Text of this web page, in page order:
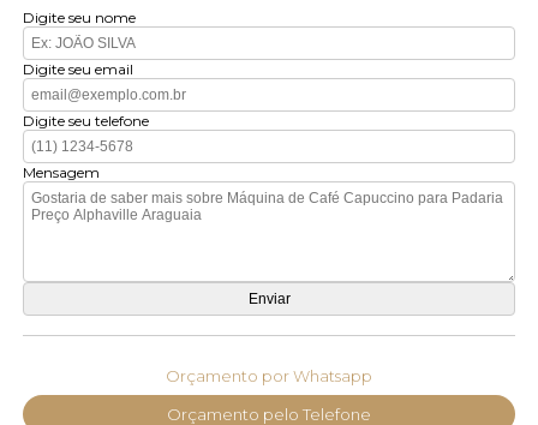
Digite seu nome
Digite seu email
Digite seu telefone
Mensagem
Orçamento por Whatsapp
Orçamento pelo Telefone